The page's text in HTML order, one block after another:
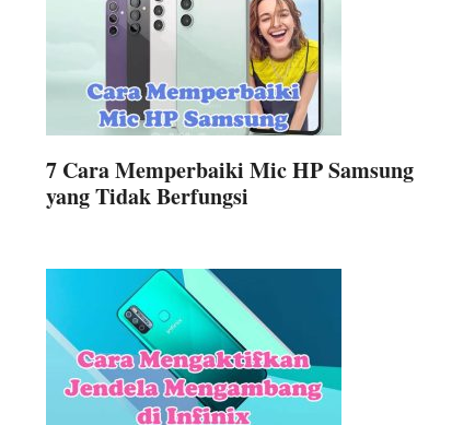
7 Cara Memperbaiki Mic HP Samsung
yang Tidak Berfungsi